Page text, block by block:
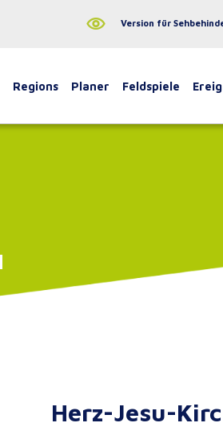
Version für
Regions Planer Feldspiele
Herz-Jesu-